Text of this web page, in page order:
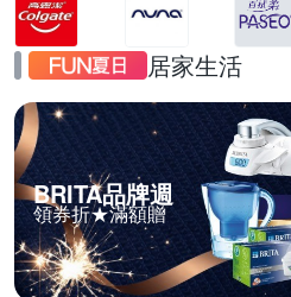
居家生活
BRITA品牌週
領券折★滿額贈